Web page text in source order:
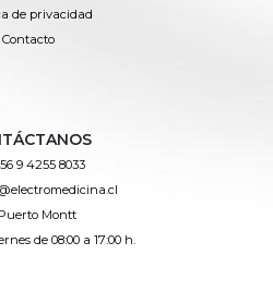
de privacidad
Contacto
9 4255 8033
Puerto Montt
de 08:00 a 17:00 h.